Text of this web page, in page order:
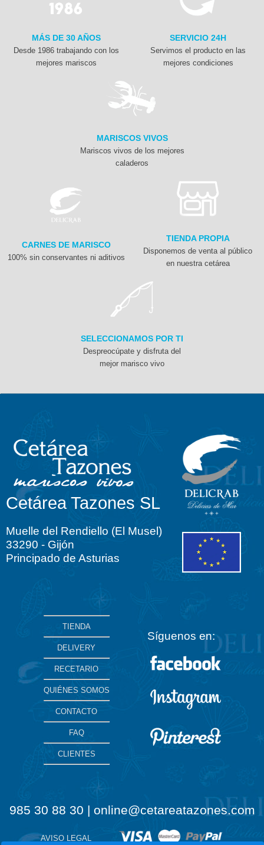
MÁS DE 30 AÑOS
Desde 1986 trabajando con los
mejores mariscos
SERVICIO 24H
Servimos el producto en las
mejores condiciones
MARISCOS VIVOS
Mariscos vivos de los mejores
caladeros
CARNES DE MARISCO
100% sin conservantes ni aditivos
TIENDA PROPIA
Disponemos de venta al público
en nuestra cetárea
SELECCIONAMOS POR TI
Despreocúpate y disfruta del
mejor marisco vivo
Cetárea Tazones SL
Muelle del Rendiello (El Musel)
33290 - Gijón
Principado de Asturias
TIENDA
DELIVERY
RECETARIO
QUIÉNES SOMOS
CONTACTO
FAQ
CLIENTES
Síguenos en:
985 30 88 30 | online@cetareatazones.com
AVISO LEGAL